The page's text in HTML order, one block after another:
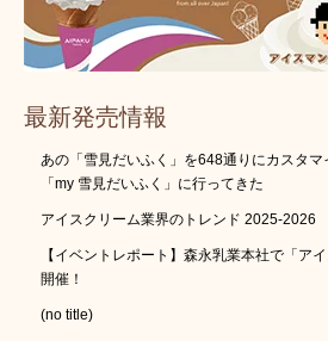
最新発売情報
あの「雪見だいふく」を648通りにカスタ
「my 雪見だいふく」に行ってきた
アイスクリーム業界のトレンド 2025-2026
【イベントレポート】森永乳業本社で「ア
開催！
(no title)